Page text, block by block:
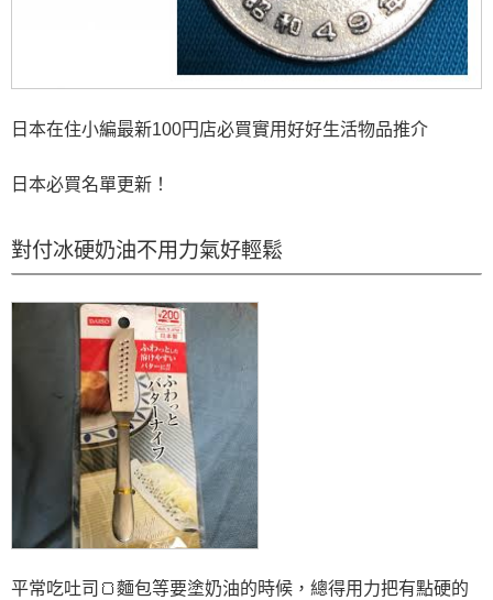
日本在住小編最新100円店必買實用好好生活物品推介
日本必買名單更新！
對付冰硬奶油不用力氣好輕鬆
平常吃吐司🍞麵包等要塗奶油的時候，總得用力把有點硬的